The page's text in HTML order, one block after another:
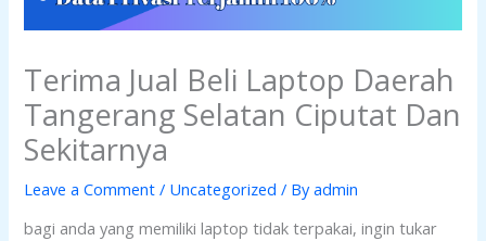
Terima Jual Beli Laptop Daerah
Tangerang Selatan Ciputat Dan
Sekitarnya
Leave a Comment / Uncategorized / Byadmin
bagi anda yang memiliki laptop tidak terpakai, ingin tukar